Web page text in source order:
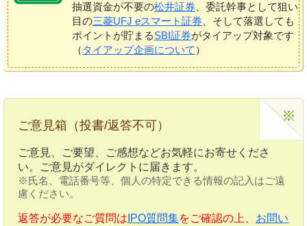
抽選資金が不要の松井証券 、委託幹事として狙い
目の三菱UFJ eスマート証券 、そして落選しても
ポイントが貯まるSBI証券がタイアップ対象です
（ タイアップ企画について ）
ご意見箱（投書/返答不可）
ご意見、ご要望、ご感想などお気軽にお寄せくださ
い。ご意見がダイレクトに届きます。
※氏名、電話番号等、個人の特定できる情報の記入はご遠
慮ください。
返答が必要なご質問は IPO質問集をご確認の上、 お問い